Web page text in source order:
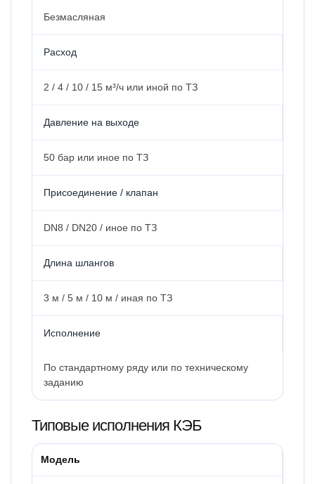
Безмасляная
Расход
2 / 4 / 10 / 15 м³/ч или иной по ТЗ
Давление на выходе
50 бар или иное по ТЗ
Присоединение / клапан
DN8 / DN20 / иное по ТЗ
Длина шлангов
3 м / 5 м / 10 м / иная по ТЗ
Исполнение
По стандартному ряду или по техническому
заданию
Типовые исполнения КЭБ
Модель